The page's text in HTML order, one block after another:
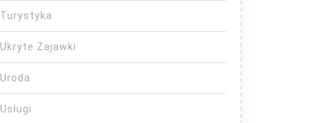
Turystyka
Ukryte Zajawki
Uroda
Usługi